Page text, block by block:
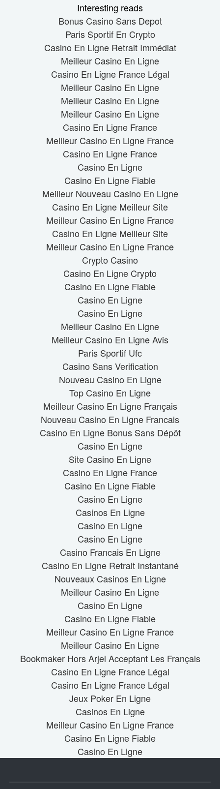
Interesting reads
Bonus Casino Sans Depot
Paris Sportif En Crypto
Casino En Ligne Retrait Immédiat
Meilleur Casino En Ligne
Casino En Ligne France Légal
Meilleur Casino En Ligne
Meilleur Casino En Ligne
Meilleur Casino En Ligne
Casino En Ligne France
Meilleur Casino En Ligne France
Casino En Ligne France
Casino En Ligne
Casino En Ligne Fiable
Meilleur Nouveau Casino En Ligne
Casino En Ligne Meilleur Site
Meilleur Casino En Ligne France
Casino En Ligne Meilleur Site
Meilleur Casino En Ligne France
Crypto Casino
Casino En Ligne Crypto
Casino En Ligne Fiable
Casino En Ligne
Casino En Ligne
Meilleur Casino En Ligne
Meilleur Casino En Ligne Avis
Paris Sportif Ufc
Casino Sans Verification
Nouveau Casino En Ligne
Top Casino En Ligne
Meilleur Casino En Ligne Français
Nouveau Casino En Ligne Francais
Casino En Ligne Bonus Sans Dépôt
Casino En Ligne
Site Casino En Ligne
Casino En Ligne France
Casino En Ligne Fiable
Casino En Ligne
Casinos En Ligne
Casino En Ligne
Casino En Ligne
Casino Francais En Ligne
Casino En Ligne Retrait Instantané
Nouveaux Casinos En Ligne
Meilleur Casino En Ligne
Casino En Ligne
Casino En Ligne Fiable
Meilleur Casino En Ligne France
Meilleur Casino En Ligne
Bookmaker Hors Arjel Acceptant Les Français
Casino En Ligne France Légal
Casino En Ligne France Légal
Jeux Poker En Ligne
Casinos En Ligne
Meilleur Casino En Ligne France
Casino En Ligne Fiable
Casino En Ligne